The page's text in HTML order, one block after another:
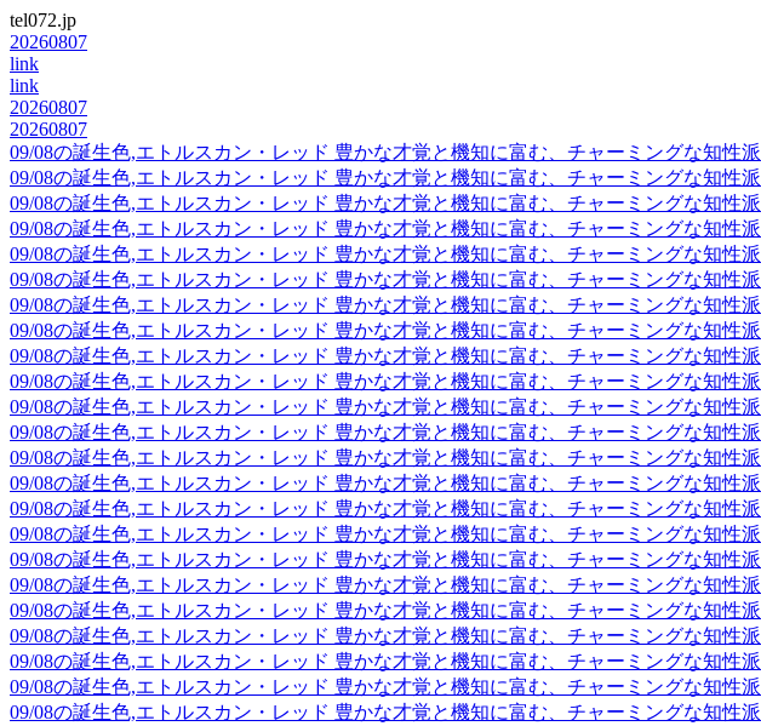
tel072.jp
20260807
link
link
20260807
20260807
09/08の誕生色,エトルスカン・レッド 豊かな才覚と機知に富む、チャーミングな知性派
09/08の誕生色,エトルスカン・レッド 豊かな才覚と機知に富む、チャーミングな知性派
09/08の誕生色,エトルスカン・レッド 豊かな才覚と機知に富む、チャーミングな知性派
09/08の誕生色,エトルスカン・レッド 豊かな才覚と機知に富む、チャーミングな知性派
09/08の誕生色,エトルスカン・レッド 豊かな才覚と機知に富む、チャーミングな知性派
09/08の誕生色,エトルスカン・レッド 豊かな才覚と機知に富む、チャーミングな知性派
09/08の誕生色,エトルスカン・レッド 豊かな才覚と機知に富む、チャーミングな知性派
09/08の誕生色,エトルスカン・レッド 豊かな才覚と機知に富む、チャーミングな知性派
09/08の誕生色,エトルスカン・レッド 豊かな才覚と機知に富む、チャーミングな知性派
09/08の誕生色,エトルスカン・レッド 豊かな才覚と機知に富む、チャーミングな知性派
09/08の誕生色,エトルスカン・レッド 豊かな才覚と機知に富む、チャーミングな知性派
09/08の誕生色,エトルスカン・レッド 豊かな才覚と機知に富む、チャーミングな知性派
09/08の誕生色,エトルスカン・レッド 豊かな才覚と機知に富む、チャーミングな知性派
09/08の誕生色,エトルスカン・レッド 豊かな才覚と機知に富む、チャーミングな知性派
09/08の誕生色,エトルスカン・レッド 豊かな才覚と機知に富む、チャーミングな知性派
09/08の誕生色,エトルスカン・レッド 豊かな才覚と機知に富む、チャーミングな知性派
09/08の誕生色,エトルスカン・レッド 豊かな才覚と機知に富む、チャーミングな知性派
09/08の誕生色,エトルスカン・レッド 豊かな才覚と機知に富む、チャーミングな知性派
09/08の誕生色,エトルスカン・レッド 豊かな才覚と機知に富む、チャーミングな知性派
09/08の誕生色,エトルスカン・レッド 豊かな才覚と機知に富む、チャーミングな知性派
09/08の誕生色,エトルスカン・レッド 豊かな才覚と機知に富む、チャーミングな知性派
09/08の誕生色,エトルスカン・レッド 豊かな才覚と機知に富む、チャーミングな知性派
09/08の誕生色,エトルスカン・レッド 豊かな才覚と機知に富む、チャーミングな知性派